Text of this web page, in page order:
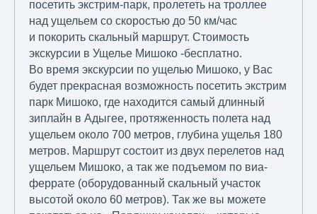
посетить экстрим-парк, пролететь на троллее
над ущельем со скоростью до 50 км/час
и покорить скальный маршрут. Стоимость
экскурсии в Ущелье Мишоко -бесплатно.
Во время экскурсии по ущелью Мишоко, у Вас
будет прекрасная возможность посетить экстрим
парк Мишоко, где находится самый длинный
зиплайн в Адыгее, протяженность полета над
ущельем около 700 метров, глубина ущелья 180
метров. Маршрут состоит из двух перелетов над
ущельем Мишоко, а так же подъемом по виа-
феррате (оборудованный скальный участок
высотой около 60 метров). Так же вы можете